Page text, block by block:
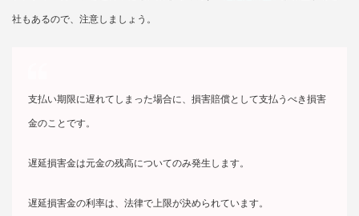
社もあるので、注意しましょう。
支払い期限に遅れてしまった場合に、損害賠償として支払うべき損害
金のことです。
遅延損害金は元金の残高についてのみ発生します。
遅延損害金の利率は、法律で上限が決められています。